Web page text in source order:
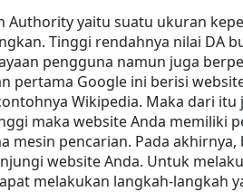
Authority yaitu suatu ukuran
Tinggi rendahnya nilai DA
pengguna namun juga
pertama Google ini berisi
Wikipedia. Maka dari
maka website Anda memiliki
mesin pencarian. Pada
website Anda. Untuk
melakukan langkah-langkah